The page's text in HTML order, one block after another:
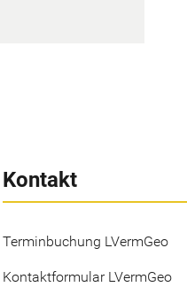
Kontakt
Terminbuchung LVermGeo
Kontaktformular LVermGeo